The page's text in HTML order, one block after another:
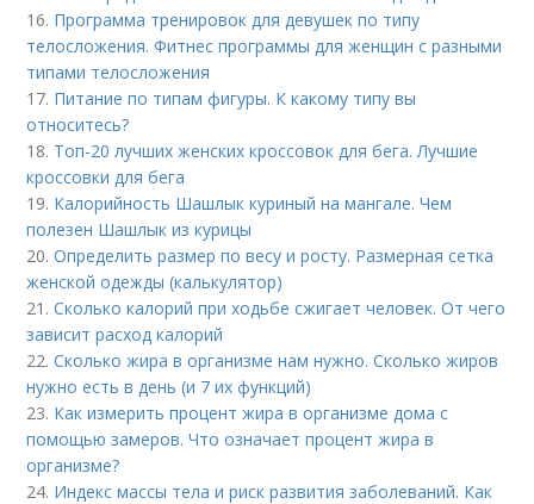
16. Программа тренировок для девушек по типу
телосложения. Фитнес программы для женщин с разными
типами телосложения
17. Питание по типам фигуры. К какому типу вы
относитесь?
18. Топ-20 лучших женских кроссовок для бега. Лучшие
кроссовки для бега
19. Калорийность Шашлык куриный на мангале. Чем
полезен Шашлык из курицы
20.Определить размер по весу и росту. Размерная сетка
женской одежды (калькулятор)
21.Сколько калорий при ходьбе сжигает человек. От чего
зависит расход калорий
22.Сколько жира в организме нам нужно. Сколько жиров
нужно есть в день (и 7 их функций)
23. Как измерить процент жира в организме дома с
помощью замеров. Что означает процент жира в
организме?
24. Индекс массы тела и риск развития заболеваний. Как